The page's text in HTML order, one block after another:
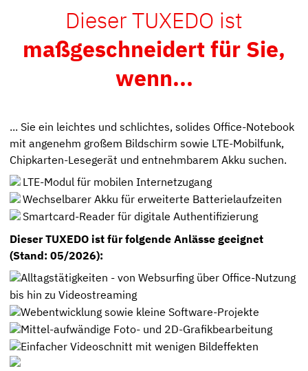
Dieser TUXEDO ist
maßgeschneidert für Sie,
wenn...
... Sie ein leichtes und schlichtes, solides Office-Notebook
mit angenehm großem Bildschirm sowie LTE-Mobilfunk,
Chipkarten-Lesegerät und entnehmbarem Akku suchen.
LTE-Modul für mobilen Internetzugang
Wechselbarer Akku für erweiterte Batterielaufzeiten
Smartcard-Reader für digitale Authentifizierung
Dieser TUXEDO ist für folgende Anlässe geeignet
(Stand: 05/2026):
Alltagstätigkeiten - von Websurfing über Office-Nutzung
bis hin zu Videostreaming
Webentwicklung sowie kleine Software-Projekte
Mittel-aufwändige Foto- und 2D-Grafikbearbeitung
Einfacher Videoschnitt mit wenigen Bildeffekten